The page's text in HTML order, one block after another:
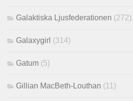
Galaktiska Ljusfederationen (272)
Galaxygirl (314)
Gatum (5)
Gillian MacBeth-Louthan (11)